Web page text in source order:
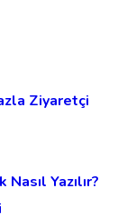
Ziyaretçi
Yazılır?